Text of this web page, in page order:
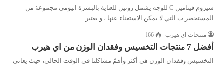
سيروم فيتامين C للوجه يشمل روتين للعناية بالبشرة اليومي مجموعة من
المستحضرات التي لا يمكن الاستغناء عنها ، و يعتبر…
منتجات اي هيرب 166
أفضل 7 منتجات التخسيس وفقدان الوزن من اي هيرب
التخسيس وفقدان الوزن هي أكثر وأهمّ مشاكلنا في الوقت الحالي، حيث يعاني